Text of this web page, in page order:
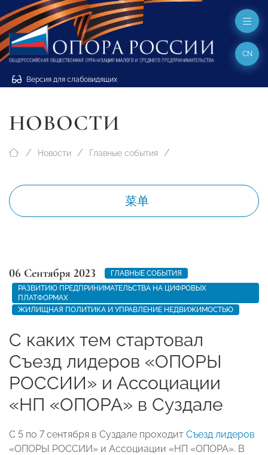
Версия для слабовидящих
CN
НОВОСТИ
Новости Главные события
菜单
06 Сентября 2023
ГЛАВНЫЕ СОБЫТИЯ
РАЗВИТИЮ ПРЕДПРИНИМАТЕЛЬСТВА НА ЦИФРОВЫХ
ПЛАТФОРМАХ
ЖИЛИЩНАЯ ПОЛИТИКА И УПРАВЛЕНИЕ НЕДВИЖИМОСТЬЮ
С каких тем стартовал
Съезд лидеров «ОПОРЫ
РОССИИ» и Ассоциации
«НП «ОПОРА» в Суздале
С 5 по 7 сентября в Суздале проходит Съезд лидеров
«ОПОРЫ РОССИИ» и Ассоциации «НП «ОПОРА». В